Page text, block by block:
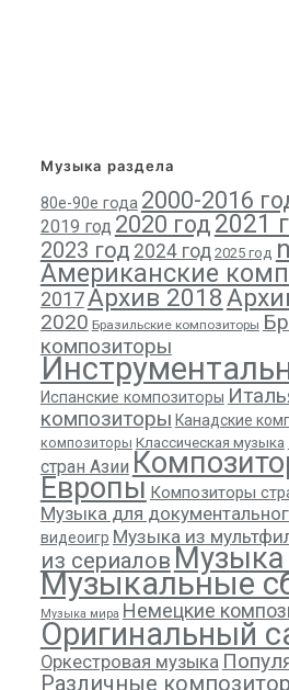
Музыка раздела
80е-90е года 2000-2016
2019 год 2020 год 2021
2023 год 2024 год 2025 год
Американские
2017Архив 2018
2020 Бразильские композиторы
композиторы
Испанские композиторы
композиторы Канадские
композиторы Классическая музыка
стран Азии
Европы Композиторы
Музыка для
видеоигр Музыка из
из сериалов Музыка
Музыкальные
Музыка мира Немецкие
Оригинальный
Оркестровая музыка
Различные